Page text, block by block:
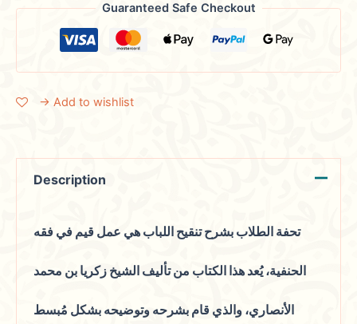
Guaranteed Safe Checkout
→ Add to wishlist
Description
تحفة الطلاب بشرح تنقيح اللباب هي عمل قيم في فقه
الحنفية، يُعد هذا الكتاب من تأليف الشيخ زكريا بن محمد
الأنصاري، والذي قام بشرحه وتوضيحه بشكل مُبسط